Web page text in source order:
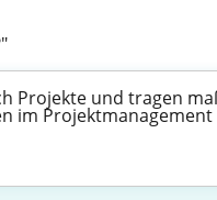
und tragen
im